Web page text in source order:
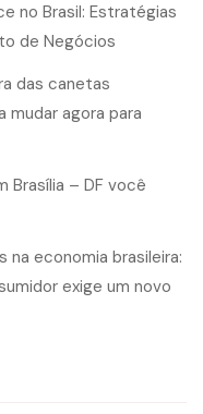
no Brasil: Estratégias
de Negócios
das canetas
mudar agora para
Brasília – DF você
economia brasileira:
exige um novo